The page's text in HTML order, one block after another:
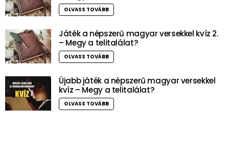
OLVASS TOVÁBB
Játék a népszerű magyar versekkel kvíz 2.
– Megy a telitalálat?
OLVASS TOVÁBB
Újabb játék a népszerű magyar versekkel
kvíz – Megy a telitalálat?
OLVASS TOVÁBB